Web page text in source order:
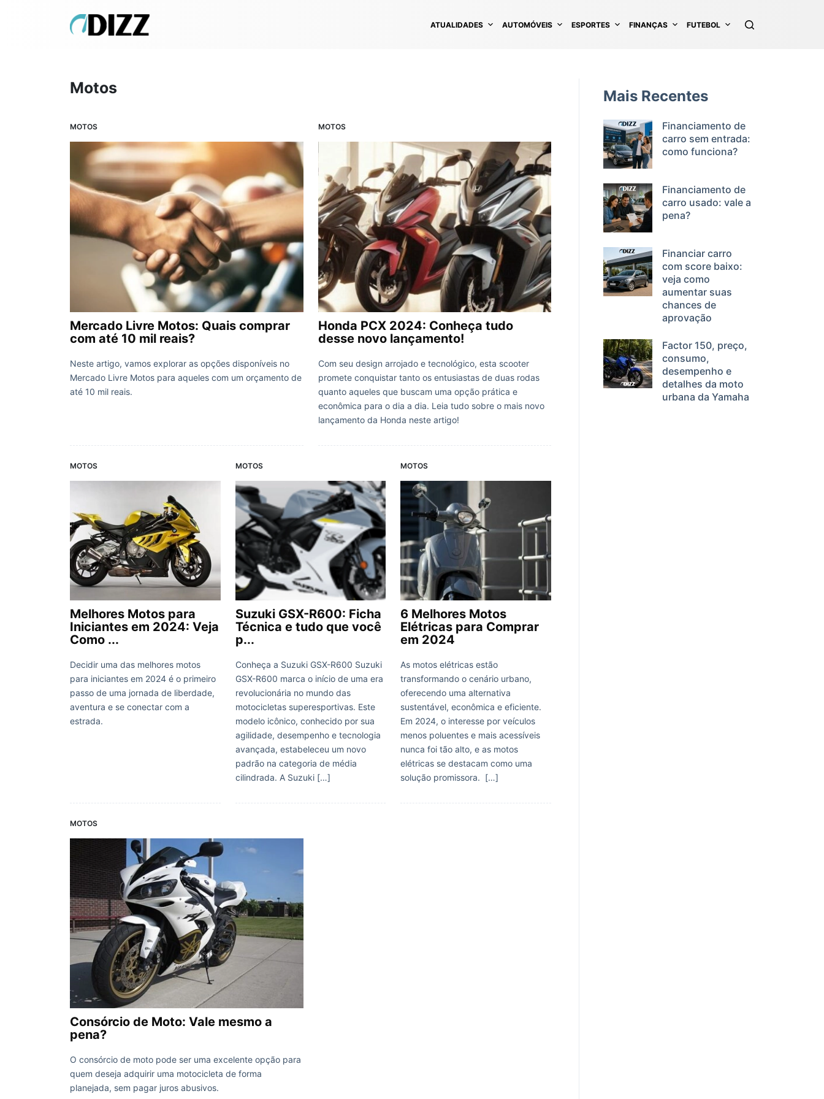
ATUALIDADES AUTOMÓVEIS ESPORTES FINANÇAS FUTEBOL
Motos
MOTOS
Mercado Livre Motos: Quais comprar
com até 10 mil reais?
Neste artigo, vamos explorar as opções disponíveis no
Mercado Livre Motos para aqueles com um orçamento de
até 10 mil reais.
MOTOS
Honda PCX 2024: Conheça tudo
desse novo lançamento!
Com seu design arrojado e tecnológico, esta scooter
promete conquistar tanto os entusiastas de duas rodas
quanto aqueles que buscam uma opção prática e
econômica para o dia a dia. Leia tudo sobre o mais novo
lançamento da Honda neste artigo!
MOTOS
Melhores Motos para
Iniciantes em 2024: Veja
Como ...
Decidir uma das melhores motos
para iniciantes em 2024 é o primeiro
passo de uma jornada de liberdade,
aventura e se conectar com a
estrada.
MOTOS
Suzuki GSX-R600: Ficha
Técnica e tudo que você
p...
Conheça a Suzuki GSX-R600 Suzuki
GSX-R600 marca o início de uma era
revolucionária no mundo das
motocicletas superesportivas. Este
modelo icônico, conhecido por sua
agilidade, desempenho e tecnologia
avançada, estabeleceu um novo
padrão na categoria de média
cilindrada. A Suzuki […]
MOTOS
6 Melhores Motos
Elétricas para Comprar
em 2024
As motos elétricas estão
transformando o cenário urbano,
oferecendo uma alternativa
sustentável, econômica e eficiente.
Em 2024, o interesse por veículos
menos poluentes e mais acessíveis
nunca foi tão alto, e as motos
elétricas se destacam como uma
solução promissora. […]
MOTOS
Consórcio de Moto: Vale mesmo a
pena?
O consórcio de moto pode ser uma excelente opção para
quem deseja adquirir uma motocicleta de forma
planejada, sem pagar juros abusivos.
Mais Recentes
Financiamento de
carro sem entrada:
como funciona?
Financiamento de
carro usado: vale a
pena?
Financiar carro
com score baixo:
veja como
aumentar suas
chances de
aprovação
Factor 150, preço,
consumo,
desempenho e
detalhes da moto
urbana da Yamaha